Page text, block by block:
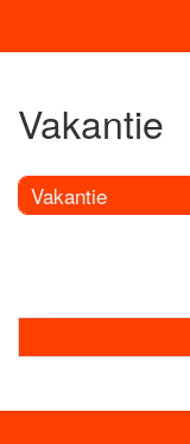
Vakantie
Vakantie